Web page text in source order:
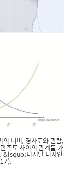
너비, 경사도와 관람,
족도 사이의 관계를 가
&lsquo;디지털 디자인